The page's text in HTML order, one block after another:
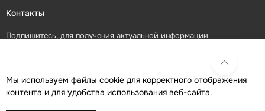
Контакты
Подпишитесь, для получения актуальной информации
ПОДПИСАТЬСЯ
Присоединяйтесь в социальных сетях
Мы используем файлы cookie для корректного отображения
контента и для удобства использования веб-сайта.